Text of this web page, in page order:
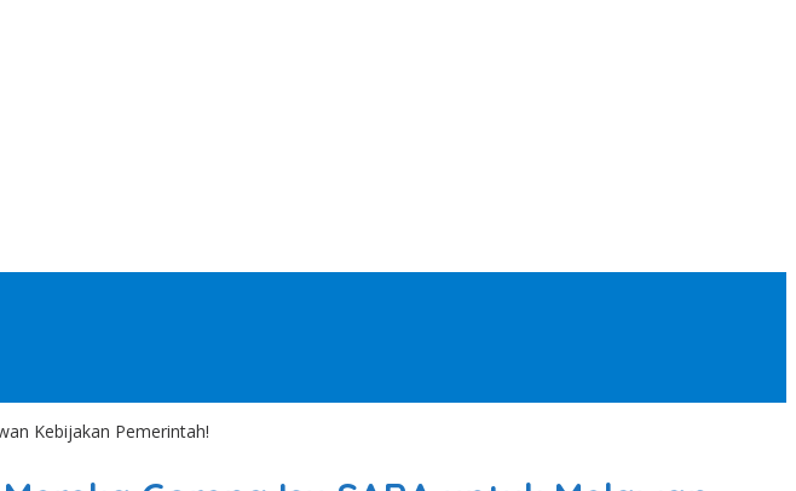
Kebijakan Pemerintah!